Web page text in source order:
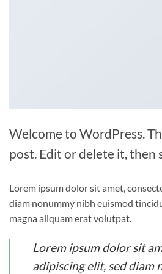
Welcome to WordPress.
post. Edit or delete it, then
Lorem ipsum dolor sit amet,
diam nonummy nibh euismod
magna aliquam erat volutpat.
Lorem ipsum dolor sit
adipiscing elit, sed diam